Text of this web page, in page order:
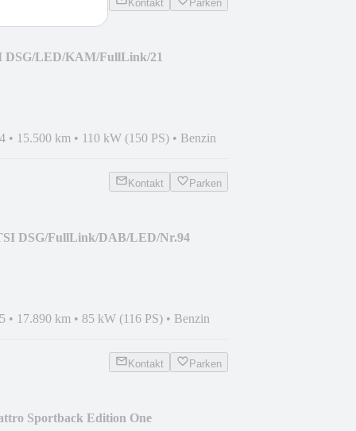
Kontakt Parken
DSG/LED/KAM/FullLink/21
• 15.500 km • 110 kW (150 PS) • Benzin
Kontakt Parken
DSG/FullLink/DAB/LED/Nr.94
• 17.890 km • 85 kW (116 PS) • Benzin
Kontakt Parken
Sportback Edition One